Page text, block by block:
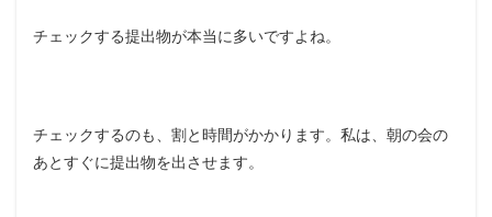
チェックする提出物が本当に多いですよね。
チェックするのも、割と時間がかかります。私は、朝の会の
あとすぐに提出物を出させます。